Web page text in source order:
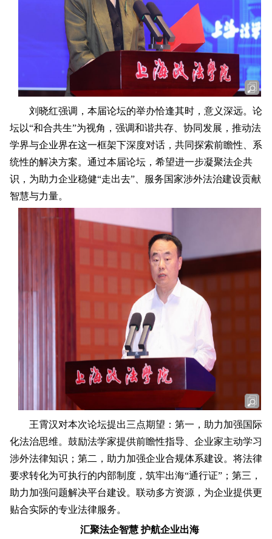
刘晓红强调，本届论坛的举办恰逢其时，意义深远。论
坛以“和合共生”为视角，强调和谐共存、协同发展，推动法
学界与企业界在这一框架下深度对话，共同探索前瞻性、系
统性的解决方案。通过本届论坛，希望进一步凝聚法企共
识，为助力企业稳健“走出去”、服务国家涉外法治建设贡献
智慧与力量。
王霄汉对本次论坛提出三点期望：第一，助力加强国际
化法治思维。鼓励法学家提供前瞻性指导、企业家主动学习
涉外法律知识；第二，助力加强企业合规体系建设。将法律
要求转化为可执行的内部制度，筑牢出海“通行证”；第三，
助力加强问题解决平台建设。联动多方资源，为企业提供更
贴合实际的专业法律服务。
汇聚法企智慧 护航企业出海